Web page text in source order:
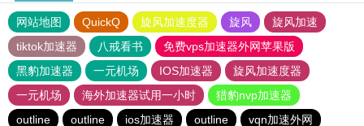
网站地图 QuickQ 旋风加速度器 旋风
旋风加速
tiktok加速器
八戒看书
免费vps加速器外网苹果版
黑豹加速器
一元机场 IOS加速器
旋风加速度器
一元机场
海外加速器试用一小时
猎豹nvp加速器
outline
outline ios加速器 outline vqn加速外网